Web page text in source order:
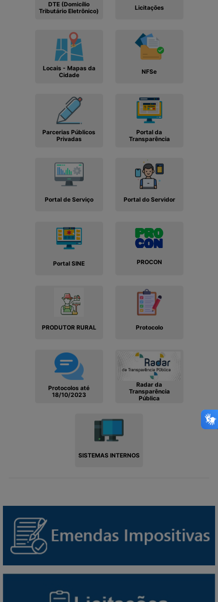
DTE (Domicílio
Tributário Eletrônico)
Licitações
Locais - Mapas da
Cidade
NFSe
Parcerias Públicos
Privadas
Portal da
Transparência
Portal de Serviço Portal do Servidor
Portal SINE PROCON
PRODUTOR RURAL Protocolo
Protocolos até
18/10/2023
Radar da
Transparência
Pública
SISTEMAS INTERNOS